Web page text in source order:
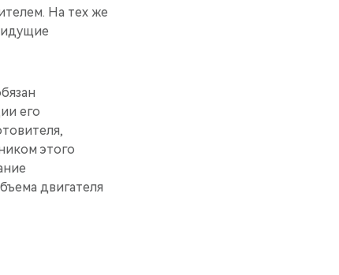
На тех же
идущие
его
этого
двигателя